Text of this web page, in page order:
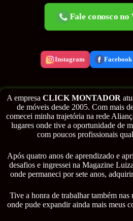
Fale conosco no
Instagram Facebook
A empresa CLICK MONTADOR
de móveis desde 2005. Com mais
comecei minha trajetória na rede
lugares onde tive a oportunidade de
com poucos profissionais
Após quatro anos de aprendizado e
desafios e ingressei na Magazine
onde permaneci por sete anos,
Tive a honra de trabalhar também nas
onde pude expandir ainda mais meus